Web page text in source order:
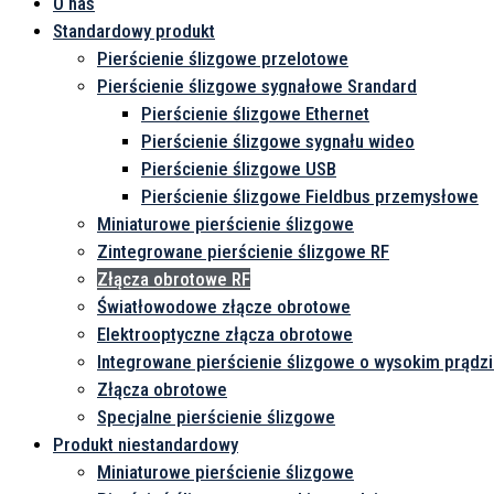
Standardowy produkt
Pierścienie ślizgowe przelotowe
Pierścienie ślizgowe sygnałowe Srandard
Pierścienie ślizgowe Ethernet
Pierścienie ślizgowe sygnału wideo
Pierścienie ślizgowe USB
Pierścienie ślizgowe Fieldbus przemysłowe
Miniaturowe pierścienie ślizgowe
Zintegrowane pierścienie ślizgowe RF
Złącza obrotowe RF
Światłowodowe złącze obrotowe
Elektrooptyczne złącza obrotowe
Integrowane pierścienie ślizgowe o wysokim
Złącza obrotowe
Specjalne pierścienie ślizgowe
Produkt niestandardowy
Miniaturowe pierścienie ślizgowe